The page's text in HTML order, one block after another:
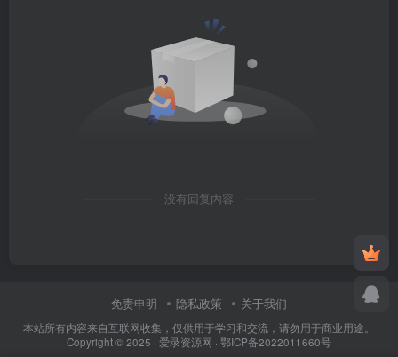
没有回复内容
免责申明 隐私政策 关于我们
本站所有内容来自互联网收集，仅供用于学习和交流，请勿用于商业用途。
Copyright © 2025 · 爱录资源网 · 鄂ICP备2022011660号